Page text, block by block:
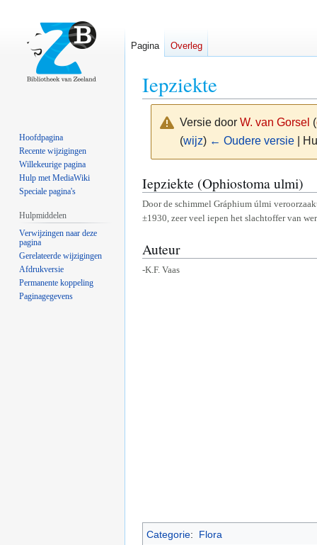
Iepziekte
Versie door W. van Gorsel (
(wijz) ← Oudere versie|
Naar
navigatie
springen
Naar
zoeken
springen
Iepziekte (Ophiostoma ulmi)
Door de schimmel Gráphium úlmi
±1930, zeer veel iepen het slachtoffer van
Auteur
-K.F. Vaas
Categorie: Flora
Pagina Overleg
Hoofdpagina
Recente wijzigingen
Willekeurige pagina
Hulp met MediaWiki
Speciale pagina's
Hulpmiddelen
Verwijzingen naar deze
pagina
Gerelateerde wijzigingen
Afdrukversie
Permanente koppeling
Paginagegevens